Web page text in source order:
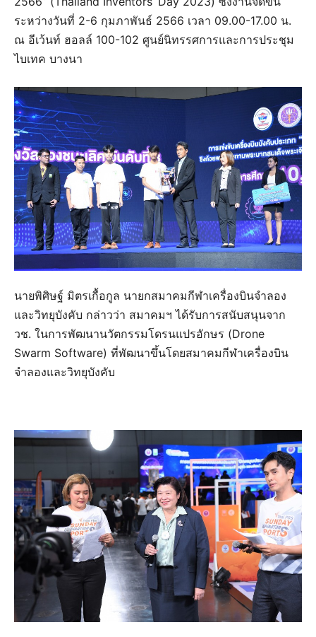
ระหว่างวันที่ 2-6 กุมภาพันธ์ 2566 เวลา 09.00-17.00 น.
ณ อีเว้นท์ ฮอลล์ 100-102 ศูนย์นิทรรศการและการประชุม
ไบเทค บางนา
นายพิศิษฐ์ มิตรเกื้อกูล นายกสมาคมกีฬาเครื่องบินจำลอง
และวิทยุบังคับ กล่าวว่า สมาคมฯ ได้รับการสนับสนุนจาก
วช. ในการพัฒนานวัตกรรมโดรนแปรอักษร (Drone
Swarm Software) ที่พัฒนาขึ้นโดยสมาคมกีฬาเครื่องบิน
จำลองและวิทยุบังคับ